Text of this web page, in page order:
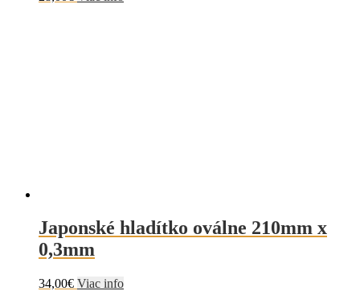
Japonské hladítko oválne 210mm x
0,3mm
34,00€ Viac info